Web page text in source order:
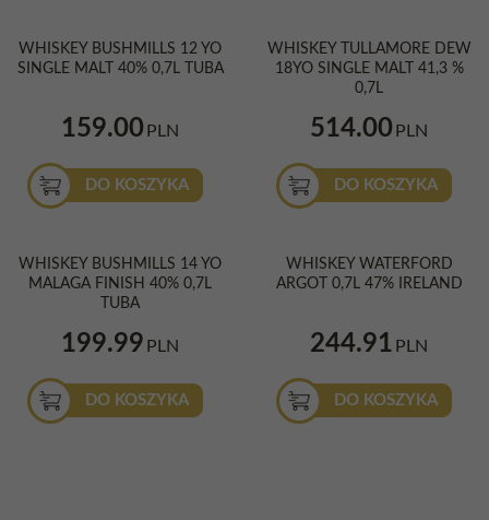
WHISKEY BUSHMILLS 12 YO
SINGLE MALT 40% 0,7L TUBA
159.00 PLN
DO KOSZYKA
WHISKEY TULLAMORE DEW
18YO SINGLE MALT 41,3 %
0,7L
514.00 PLN
DO KOSZYKA
WHISKEY BUSHMILLS 14 YO
MALAGA FINISH 40% 0,7L
TUBA
199.99 PLN
DO KOSZYKA
WHISKEY WATERFORD
ARGOT 0,7L 47% IRELAND
244.91 PLN
DO KOSZYKA